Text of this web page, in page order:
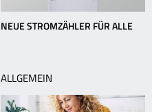
NEUE STROMZÄHLER FÜR ALLE
ALLGEMEIN